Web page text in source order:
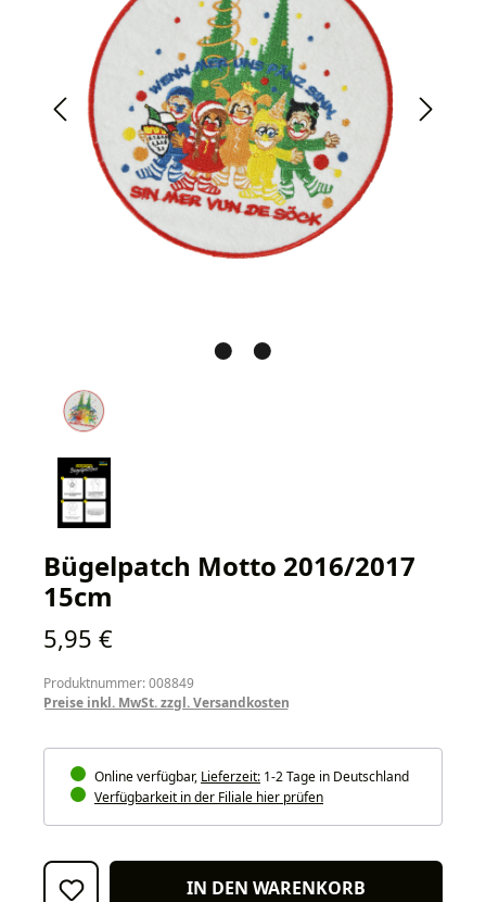
Bügelpatch Motto 2016/2017
15cm
Regulärer Preis:
5,95 €
Produktnummer: 008849
Preise inkl. MwSt. zzgl. Versandkosten
Online verfügbar, Lieferzeit: 1-2 Tage in Deutschland
Verfügbarkeit in der Filiale hier prüfen
IN DEN WARENKORB